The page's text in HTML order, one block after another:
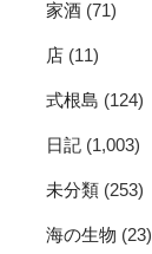
家酒 (71)
店 (11)
式根島 (124)
日記 (1,003)
未分類 (253)
海の生物 (23)